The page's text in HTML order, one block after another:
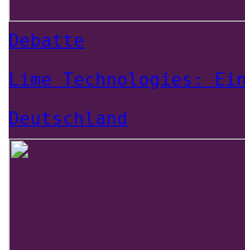
Debatte
Lime Technologies:
Deutschland